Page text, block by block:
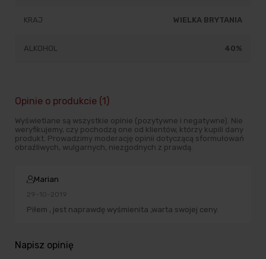
KRAJ WIELKA BRYTANIA
ALKOHOL 40%
Opinie o produkcie (1)
Wyświetlane są wszystkie opinie (pozytywne i negatywne). Nie
weryfikujemy, czy pochodzą one od klientów, którzy kupili dany
produkt. Prowadzimy moderację opinii dotyczącą sformułowań
obraźliwych, wulgarnych, niezgodnych z prawdą.
Marian
29-10-2019
Piłem , jest naprawdę wyśmienita ,warta swojej ceny.
Napisz opinię